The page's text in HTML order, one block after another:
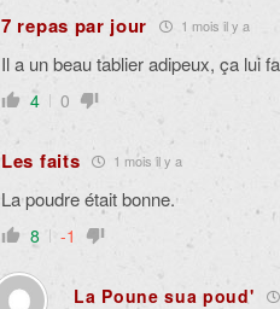
7 repas par jour 1 mois il y a
Il a un beau tablier adipeux, ça lui
4 0
Les faits 1 mois il y a
La poudre était bonne.
8 -1
La Poune sua poud'